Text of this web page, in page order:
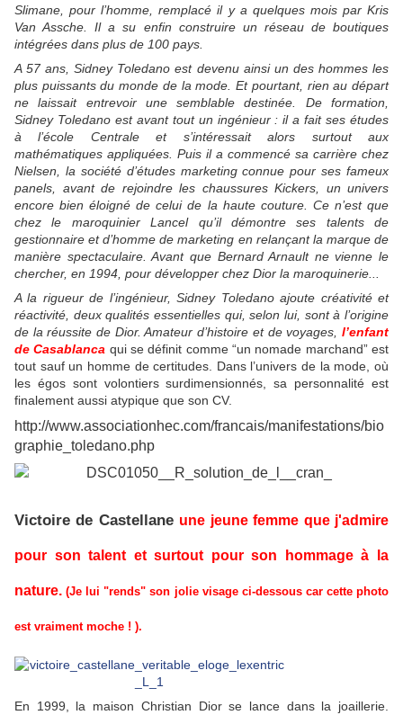
Slimane, pour l’homme, remplacé il y a quelques mois par Kris
Van Assche. Il a su enfin construire un réseau de boutiques
intégrées dans plus de 100 pays.
A 57 ans, Sidney Toledano est devenu ainsi un des hommes les
plus puissants du monde de la mode. Et pourtant, rien au départ
ne laissait entrevoir une semblable destinée. De formation,
Sidney Toledano est avant tout un ingénieur : il a fait ses études
à l’école Centrale et s’intéressait alors surtout aux
mathématiques appliquées. Puis il a commencé sa carrière chez
Nielsen, la société d’études marketing connue pour ses fameux
panels, avant de rejoindre les chaussures Kickers, un univers
encore bien éloigné de celui de la haute couture. Ce n’est que
chez le maroquinier Lancel qu’il démontre ses talents de
gestionnaire et d’homme de marketing en relançant la marque de
manière spectaculaire. Avant que Bernard Arnault ne vienne le
chercher, en 1994, pour développer chez Dior la maroquinerie...
A la rigueur de l’ingénieur, Sidney Toledano ajoute créativité et
réactivité, deux qualités essentielles qui, selon lui, sont à l’origine
de la réussite de Dior. Amateur d’histoire et de voyages, l’enfant
de Casablanca qui se définit comme “un nomade marchand” est
tout sauf un homme de certitudes. Dans l’univers de la mode, où
les égos sont volontiers surdimensionnés, sa personnalité est
finalement aussi atypique que son CV.
http://www.associationhec.com/francais/manifestations/bio
graphie_toledano.php
Victoire de Castellane une jeune femme que j'admire
pour son talent et surtout pour son hommage à la
nature. (Je lui "rends" son jolie visage ci-dessous car cette photo
est vraiment moche ! ).
En 1999, la maison Christian Dior se lance dans la joaillerie.